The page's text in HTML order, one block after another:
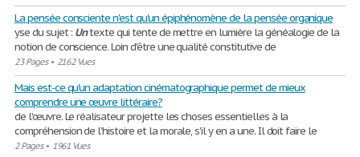
La pensée consciente n'est qu'un épiphénomène de la pensée organique
yse du sujet : Untexte qui tente de mettre en lumière la généalogie de la
notion de conscience. Loin d'être une qualité constitutive de
23 Pages• 2162 Vues
Mais est-ce qu'un adaptation cinématographique permet de mieux
comprendre une œuvre littéraire?
de l'œuvre. Le réalisateur projette les choses essentielles à la
compréhension de l'histoire et la morale, s'il y en a une. Il doit faire le
2 Pages• 1961 Vues